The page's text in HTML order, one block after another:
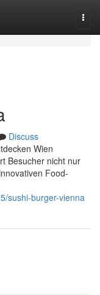
Discuss
Wien
Besucher nicht nur
Food-
sushi-burger-vienna